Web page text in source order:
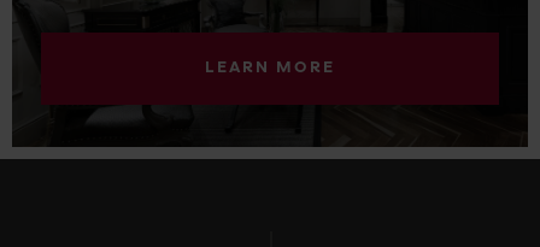
LEARN MORE